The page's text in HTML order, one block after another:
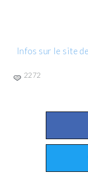
Infos sur le site
2272